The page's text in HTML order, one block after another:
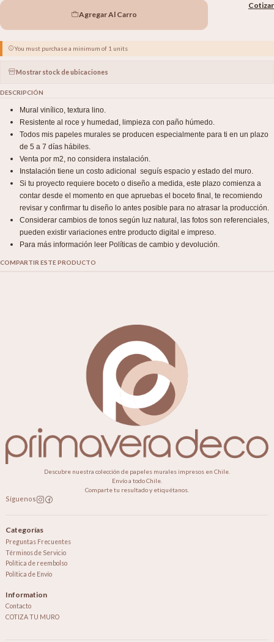
Agregar Al Carro
Cotizar
You must purchase a minimum of 1 units
Mostrar stock de ubicaciones
DESCRIPCIÓN
Mural vinílico, textura lino.
Resistente al roce y humedad, limpieza con paño húmedo.
Todos mis papeles murales se producen especialmente para ti en un plazo
de 5 a 7 días hábiles.
Venta por m2, no considera instalación.
Instalación tiene un costo adicional seguís espacio y estado del muro.
Si tu proyecto requiere boceto o diseño a medida, este plazo comienza a
contar desde el momento en que apruebas el boceto final, te recomiendo
revisar y confirmar tu diseño lo antes posible para no atrasar la producción.
Considerar cambios de tonos según luz natural, las fotos son referenciales,
pueden existir variaciones entre producto digital e impreso.
Para más información leer Políticas de cambio y devolución.
COMPARTIR ESTE PRODUCTO
Descubre nuestra colección de papeles murales impresos en Chile.
Envío a todo Chile.
Comparte tu resultado y etiquétanos.
Síguenos
Categorías
Preguntas Frecuentes
Términos de Servicio
Política de reembolso
Política de Envío
Information
Contacto
COTIZA TU MURO